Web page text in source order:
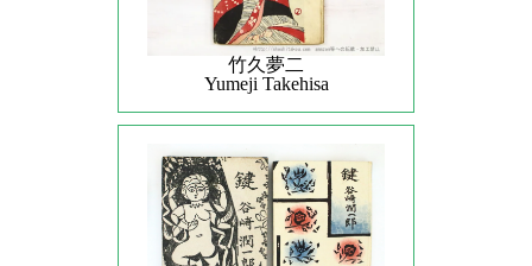
竹久夢二
Yumeji Takehisa